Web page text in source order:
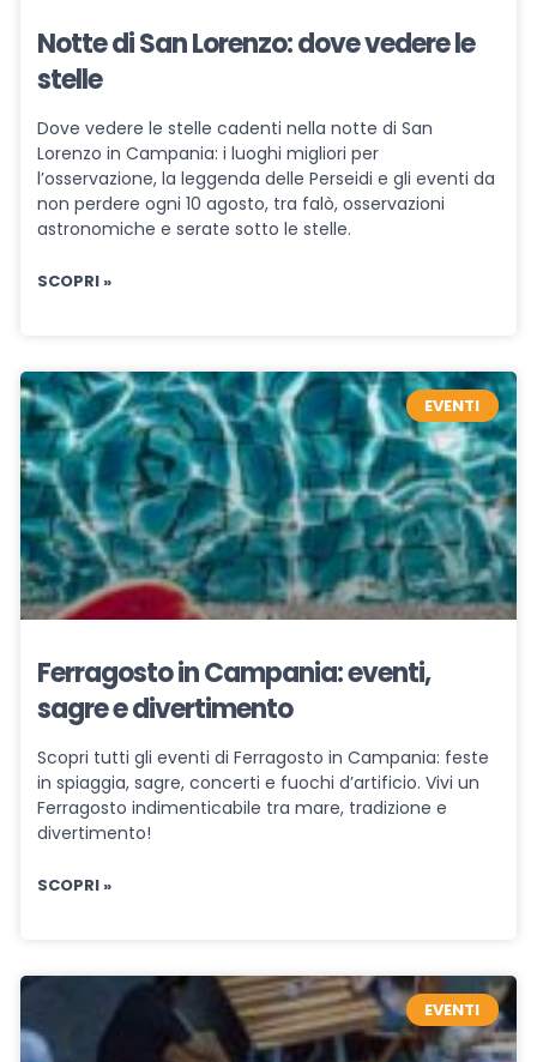
Notte di San Lorenzo: dove vedere le
stelle
Dove vedere le stelle cadenti nella notte di San
Lorenzo in Campania: i luoghi migliori per
l’osservazione, la leggenda delle Perseidi e gli eventi da
non perdere ogni 10 agosto, tra falò, osservazioni
astronomiche e serate sotto le stelle.
SCOPRI »
EVENTI
Ferragosto in Campania: eventi,
sagre e divertimento
Scopri tutti gli eventi di Ferragosto in Campania: feste
in spiaggia, sagre, concerti e fuochi d’artificio. Vivi un
Ferragosto indimenticabile tra mare, tradizione e
divertimento!
SCOPRI »
EVENTI